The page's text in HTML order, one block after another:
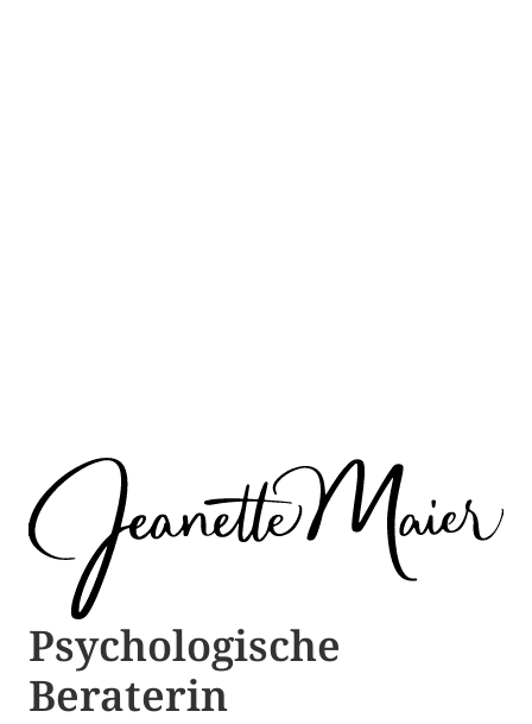
Psychologische ​​
Beraterin